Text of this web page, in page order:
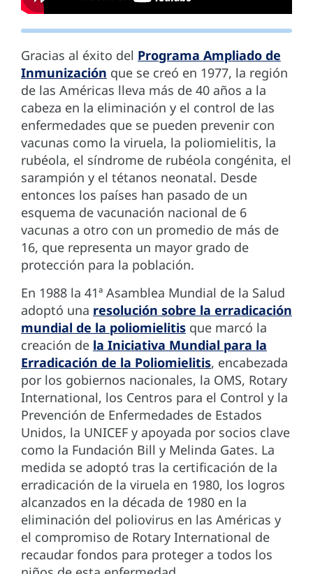
Gracias al éxito del Programa Ampliado de
Inmunización que se creó en 1977, la región
de las Américas lleva más de 40 años a la
cabeza en la eliminación y el control de las
enfermedades que se pueden prevenir con
vacunas como la viruela, la poliomielitis, la
rubéola, el síndrome de rubéola congénita, el
sarampión y el tétanos neonatal. Desde
entonces los países han pasado de un
esquema de vacunación nacional de 6
vacunas a otro con un promedio de más de
16, que representa un mayor grado de
protección para la población.
En 1988 la 41ª Asamblea Mundial de la Salud
adoptó una resolución sobre la erradicación
mundial de la poliomielitis que marcó la
creación de la Iniciativa Mundial para la
Erradicación de la Poliomielitis, encabezada
por los gobiernos nacionales, la OMS, Rotary
International, los Centros para el Control y la
Prevención de Enfermedades de Estados
Unidos, la UNICEF y apoyada por socios clave
como la Fundación Bill y Melinda Gates. La
medida se adoptó tras la certificación de la
erradicación de la viruela en 1980, los logros
alcanzados en la década de 1980 en la
eliminación del poliovirus en las Américas y
el compromiso de Rotary International de
recaudar fondos para proteger a todos los